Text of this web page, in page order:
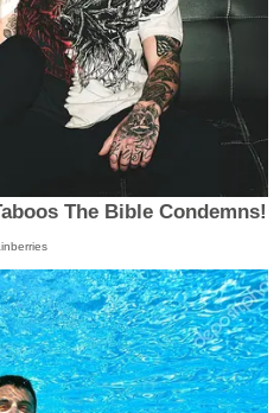
The Bible Condemns!